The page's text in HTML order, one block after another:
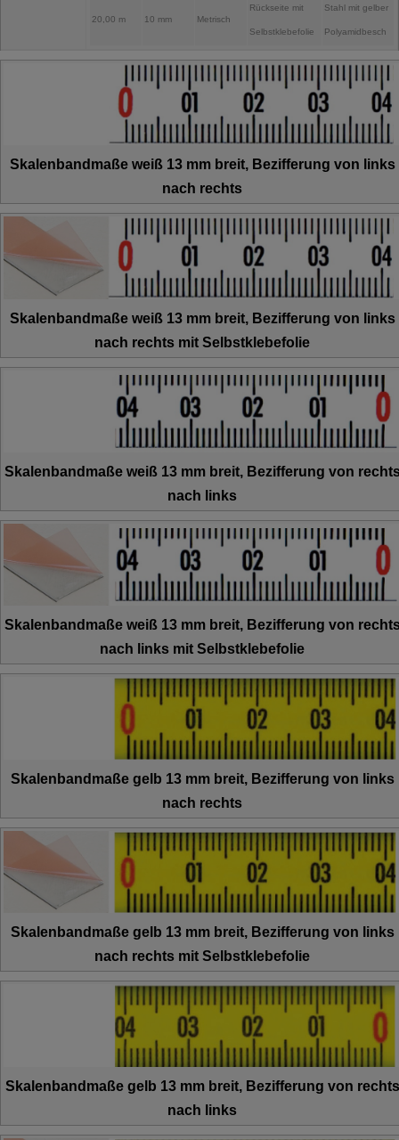
20,00 m 10 mm Metrisch
Rückseite mit
Selbstklebefolie
Stahl mit gelber
Polyamidbesch
Skalenbandmaße weiß 13 mm breit, Bezifferung von links
nach rechts
Skalenbandmaße weiß 13 mm breit, Bezifferung von links
nach rechts mit Selbstklebefolie
Skalenbandmaße weiß 13 mm breit, Bezifferung von
nach links
Skalenbandmaße weiß 13 mm breit, Bezifferung von
nach links mit Selbstklebefolie
Skalenbandmaße gelb 13 mm breit, Bezifferung von links
nach rechts
Skalenbandmaße gelb 13 mm breit, Bezifferung von links
nach rechts mit Selbstklebefolie
Skalenbandmaße gelb 13 mm breit, Bezifferung von rechts
nach links